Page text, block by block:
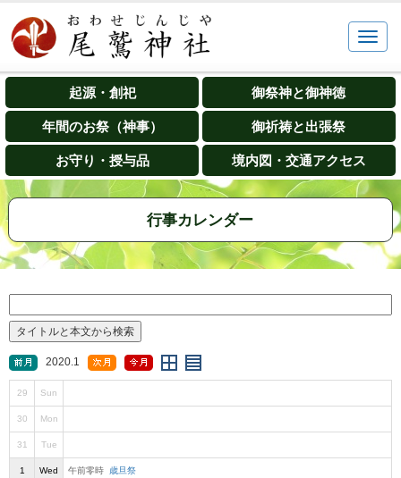
起源・創祀 御祭神と御神徳
年間のお祭（神事） 御祈祷と出張祭
お守り・授与品 境内図・交通アクセス
行事カレンダー
2020.1
29 Sun
30 Mon
31 Tue
1 Wed 午前零時 歳旦祭